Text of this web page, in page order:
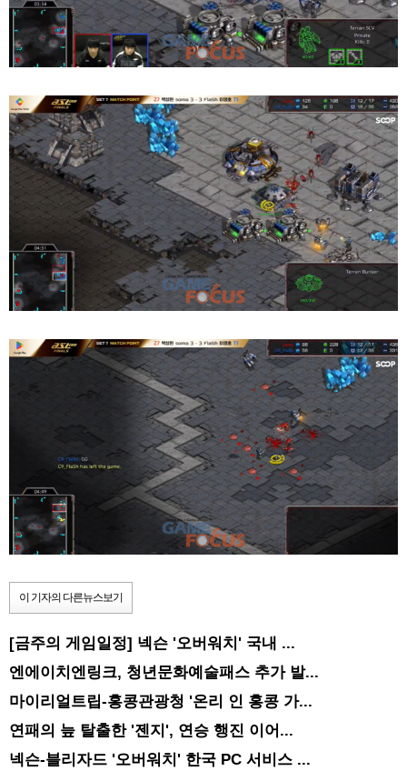
이 기자의 다른뉴스보기
[금주의 게임일정] 넥슨 '오버워치' 국내 ...
엔에이치엔링크, 청년문화예술패스 추가 발...
마이리얼트립-홍콩관광청 '온리 인 홍콩 가...
연패의 늪 탈출한 '젠지', 연승 행진 이어...
넥슨-블리자드 '오버워치' 한국 PC 서비스 ...